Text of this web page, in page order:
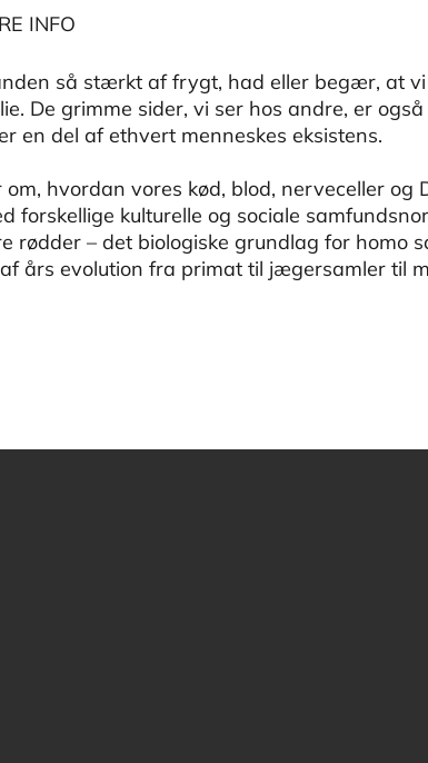
INFO
så stærkt af frygt, had eller begær, at
De grimme sider, vi ser hos andre, er
en del af ethvert menneskes eksistens.
om, hvordan vores kød, blod, nerveceller og
forskellige kulturelle og sociale
rødder – det biologiske grundlag for homo
års evolution fra primat til jægersamler til